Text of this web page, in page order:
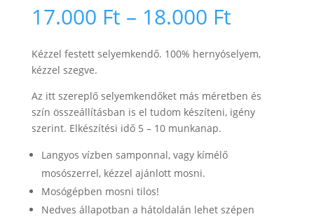
17.000 Ft – 18.000 Ft
17.000
-
18.000
Kézzel festett selyemkendő. 100% hernyóselyem,
kézzel szegve.
Az itt szereplő selyemkendőket más méretben és
szín összeállításban is el tudom készíteni, igény
szerint. Elkészítési idő 5 – 10 munkanap.
Langyos vízben samponnal, vagy kímélő
mosószerrel, kézzel ajánlott mosni.
Mosógépben mosni tilos!
Nedves állapotban a hátoldalán lehet szépen